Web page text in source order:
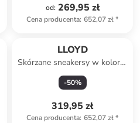
od: 269,95 zł
Cena producenta: 652,07 zł*
LLOYD
Skórzane sneakersy w kolorze
jasnobrązowo-białym
-50%
319,95 zł
Cena producenta: 652,07 zł*